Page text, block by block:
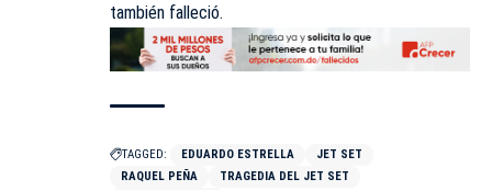
también falleció.
TAGGED: EDUARDO ESTRELLA
JET SET
RAQUEL PE­ÑA
TRAGEDIA DEL JET SET